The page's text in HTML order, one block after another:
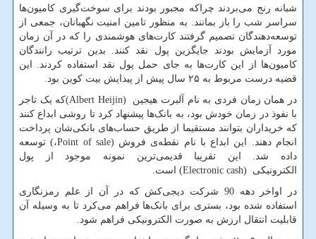
شبانه رنج می‌بردند چراکه مجبور بودند برای سوخت‌گیری کامیون‌ها
سراسر شب را باز بمانند. به منظور تامین امنیت نگهبانان، جمعی از
توسعه‌دهندگان تصمیم گرفتند کارت‌های هوشمندی را که در آن زمان
مورد آزمایش بودند جایگزین پول نقد کنند. بدین ترتیب رانندگان
کامیون‌ها از این کارت‌ها به جای حمل پول نقد استفاده کردند. این
قضیه درست مربوط به ۲۵ سال پیش از پیدایش بیت کوین بود.
در همان زمان فردی به نام آلبرت هیجین (Albert Heijin)که یک تاجر
با نفوذ در زمان خودش بود، به بانک‌ها پیشنهاد کرد تا روشی ابداع کنند
که خریداران بتوانند مستقیما از طریق حساب‌های بانکی‌شان پرداخت
انجام دهند. این ابداع با نام نقطه‌ی فروش Point of sale)،(توسعه
داده شد. این تقریبا قدیمی‌ترین نمونه موجود از پول
الکترونیکی
(Electronic cash) است.
در اواخر دهه 90 شرکت دیجی‌کش که در آن از علم رمزنگاری
استفاده شده بود، بستری برای بانک‌ها فراهم می‌کرد تا به وسیله آن
قابلیت انتقال ارزش به صورت الکترونیکی فراهم شود.